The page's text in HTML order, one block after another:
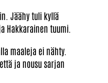
Jäähy tuli kyllä
Hakkarainen tuumi.
maaleja ei nähty.
ja nousu sarjan